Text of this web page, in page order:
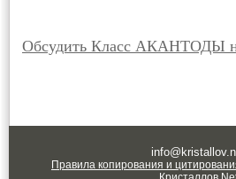
Обсудить Класс АКАНТОДЫ
Правила копирования и